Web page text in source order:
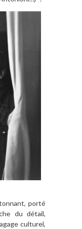
porté
du détail,
culturel,